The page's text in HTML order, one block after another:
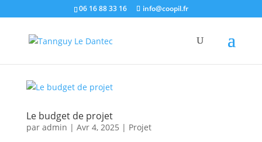
06 16 88 33 16 info@coopil.fr
Le budget de projet
par admin | Avr 4, 2025 | Projet